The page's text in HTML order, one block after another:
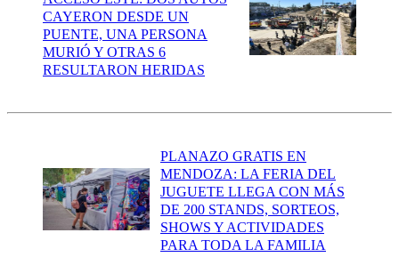
CAYERON DESDE UN
PUENTE, UNA PERSONA
MURIÓ Y OTRAS 6
RESULTARON HERIDAS
PLANAZO GRATIS EN
MENDOZA: LA FERIA DEL
JUGUETE LLEGA CON MÁS
DE 200 STANDS, SORTEOS,
SHOWS Y ACTIVIDADES
PARA TODA LA FAMILIA